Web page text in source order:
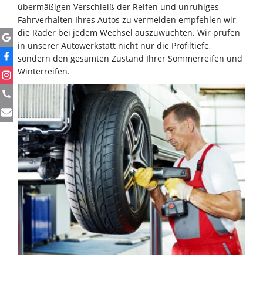
übermäßigen Verschleiß der Reifen und unruhiges
Fahrverhalten Ihres Autos zu vermeiden empfehlen wir,
die Räder bei jedem Wechsel auszuwuchten. Wir prüfen
in unserer Autowerkstatt nicht nur die Profiltiefe,
sondern den gesamten Zustand Ihrer Sommerreifen und
Winterreifen.